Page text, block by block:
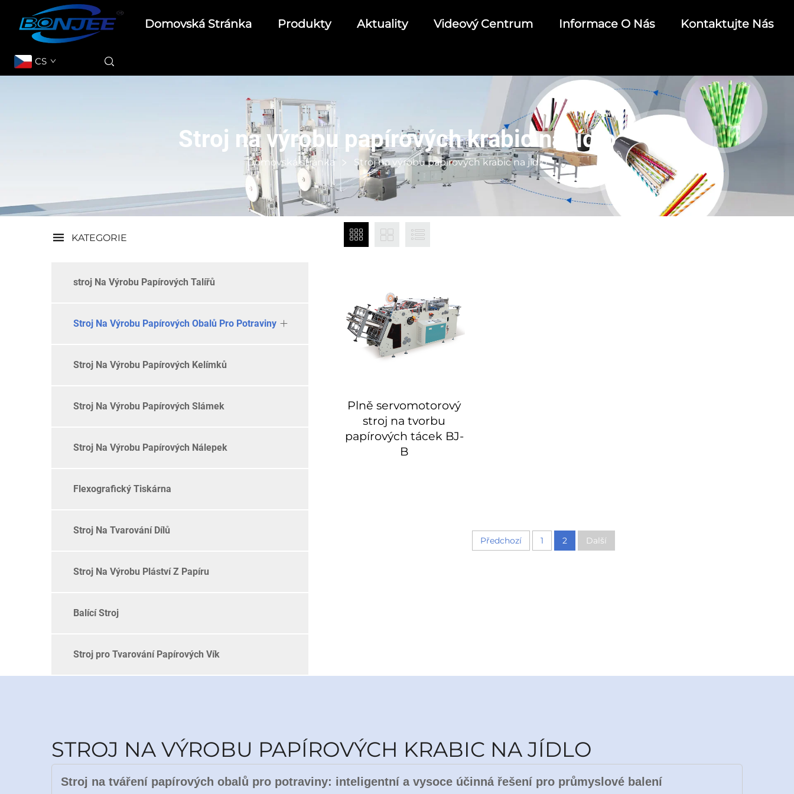
Domovská Stránka Produkty Aktuality Videový Centrum Informace O Nás Kontaktujte Nás
CS
Stroj na výrobu papírových krabic na jídlo
Domovská stránka Stroj na výrobu papírových krabic na jídlo
KATEGORIE
stroj Na Výrobu Papírových Talířů
Stroj Na Výrobu Papírových Obalů Pro Potraviny
Stroj Na Výrobu Papírových Kelímků
Stroj Na Výrobu Papírových Slámek
Stroj Na Výrobu Papírových Nálepek
Flexografický Tiskárna
Stroj Na Tvarování Dílů
Stroj Na Výrobu Pláství Z Papíru
Balící Stroj
Stroj pro Tvarování Papírových Vík
Plně servomotorový
stroj na tvorbu
papírových tácek BJ-
B
Předchozí 1 2 Další
STROJ NA VÝROBU PAPÍROVÝCH KRABIC NA JÍDLO
Stroj na tváření papírových obalů pro potraviny: inteligentní a vysoce účinná řešení pro průmyslové balení